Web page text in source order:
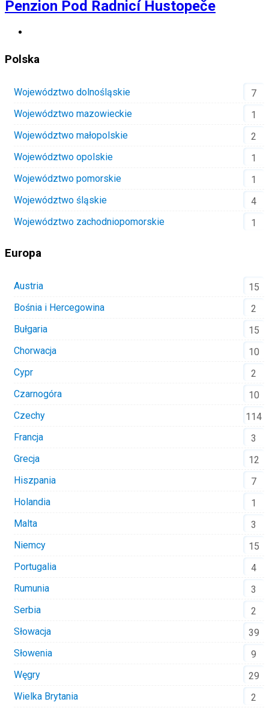
Penzion Pod Radnicí Hustopeče
Polska
Województwo dolnośląskie
7
Województwo mazowieckie
1
Województwo małopolskie
2
Województwo opolskie
1
Województwo pomorskie
1
Województwo śląskie
4
Województwo zachodniopomorskie
1
Europa
Austria
15
Bośnia i Hercegowina
2
Bułgaria
15
Chorwacja
10
Cypr
2
Czarnogóra
10
Czechy
114
Francja
3
Grecja
12
Hiszpania
7
Holandia
1
Malta
3
Niemcy
15
Portugalia
4
Rumunia
3
Serbia
2
Słowacja
39
Słowenia
9
Węgry
29
Wielka Brytania
2